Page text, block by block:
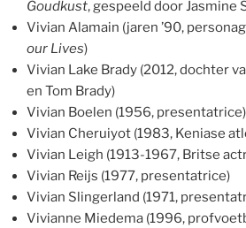
Goudkust, gespeeld door Jasmine
Vivian Alamain (jaren ’90,
our Lives)
Vivian Lake Brady (2012, dochter
en Tom Brady)
Vivian Boelen (1956, presentatrice)
Vivian Cheruiyot (1983, Keniase
Vivian Leigh (1913-1967, Britse
Vivian Reijs (1977, presentatrice)
Vivian Slingerland (1971,
Vivianne Miedema (1996,